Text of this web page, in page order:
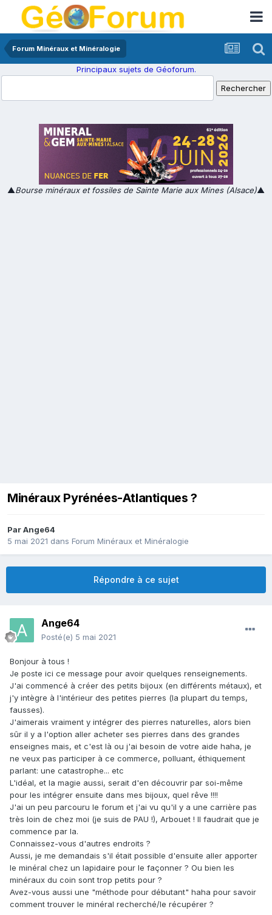
Forum Minéraux et Minéralogie
Principaux sujets de Géoforum.
▲Bourse minéraux et fossiles de Sainte Marie aux Mines (Alsace)▲
Minéraux Pyrénées-Atlantiques ?
ParAnge64
5 mai 2021 dans Forum Minéraux et Minéralogie
Répondre à ce sujet
Ange64
Posté(e) 5 mai 2021
Bonjour à tous !
Je poste ici ce message pour avoir quelques renseignements.
J'ai commencé à créer des petits bijoux (en différents métaux), et
j'y intègre à l'intérieur des petites pierres (la plupart du temps,
fausses).
J'aimerais vraiment y intégrer des pierres naturelles, alors bien
sûr il y a l'option aller acheter ses pierres dans des grandes
enseignes mais, et c'est là ou j'ai besoin de votre aide haha, je
ne veux pas participer à ce commerce, polluant, éthiquement
parlant: une catastrophe... etc
L'idéal, et la magie aussi, serait d'en découvrir par soi-même
pour les intégrer ensuite dans mes bijoux, quel rêve !!!!
J'ai un peu parcouru le forum et j'ai vu qu'il y a une carrière pas
très loin de chez moi (je suis de PAU !), Arbouet ! Il faudrait que je
commence par la.
Connaissez-vous d'autres endroits ?
Aussi, je me demandais s'il était possible d'ensuite aller apporter
le minéral chez un lapidaire pour le façonner ? Ou bien les
minéraux du coin sont trop petits pour ?
Avez-vous aussi une "méthode pour débutant" haha pour savoir
comment trouver le minéral recherché/le récupérer ?